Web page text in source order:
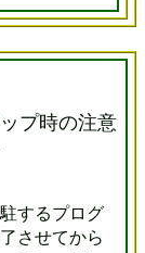
時の注意
するプログ
させてから